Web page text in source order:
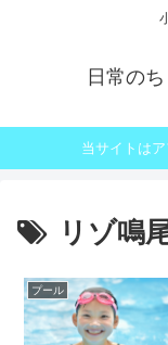
日常の
当サイトは
リゾ鳴
プール